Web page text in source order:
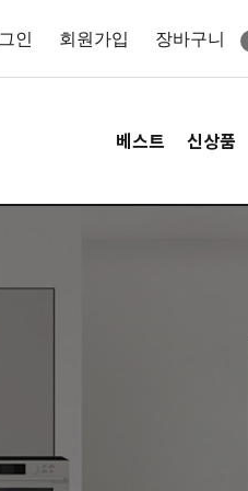
인 회원가입 장바구니
베스트 신상품